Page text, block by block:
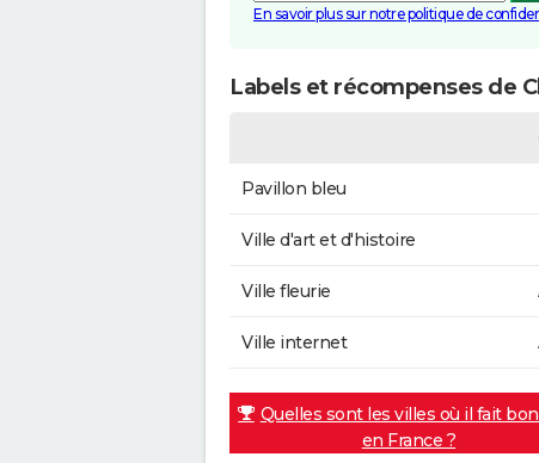
En savoir plus sur notre politique de
Labels et récompenses de
Pavillon bleu
Ville d'art et d'histoire
Ville fleurie
Ville internet
Quelles sont les villes où il fait
en France ?